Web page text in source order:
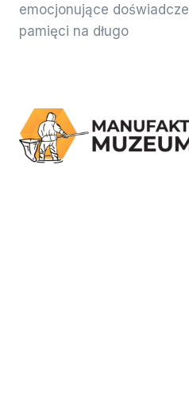
emocjonujące
pamięci na długo